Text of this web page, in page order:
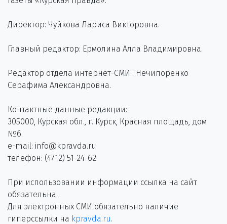
Директор: Чуйкова Лариса Викторовна.
Главный редактор: Ермолина Алла Владимировна.
Редактор отдела интернет-СМИ : Нечипоренко
Серафима Александровна.
Контактные данные редакции:
305000, Курская обл., г. Курск, Красная площадь, дом
№6.
e-mail: info@kpravda.ru
телефон: (4712) 51-24-62
При использовании информации ссылка на сайт
обязательна.
Для электронных СМИ обязательно наличие
гиперссылки на kpravda.ru.